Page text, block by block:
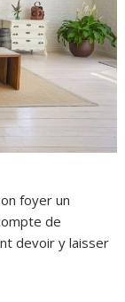
foyer un
de
devoir y laisser